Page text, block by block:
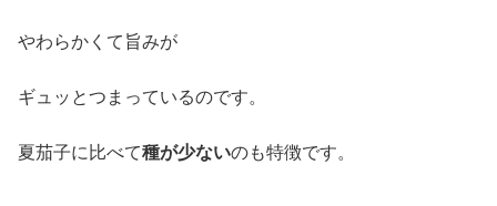
やわらかくて旨みが
ギュッとつまっているのです。
夏茄子に比べて種が少ないのも特徴です。